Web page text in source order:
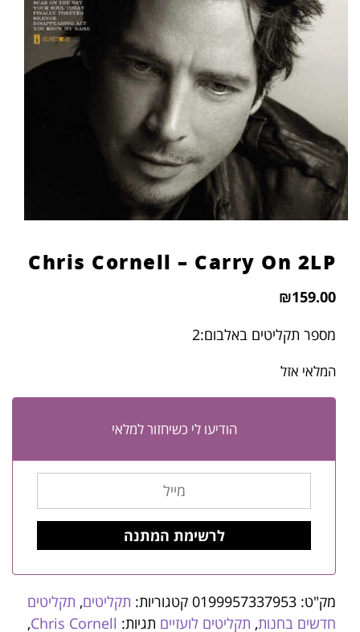
format_underlined הוסף קו תחתון לקישורים
סמן קישורים
לאפס
את
האפשרויות
cached
Chris Cornell – Carry On 2LP
₪159.00
מספר תקליטים באלבום:2
המלאי אזל
הודיעו לי כשיחזור למלאי
מק"ט: 0199957337953 קטגוריות: תקליטים, תקליטים
חדשים בחנות, תקליטים לועזיים תגיות: Chris Cornell
,